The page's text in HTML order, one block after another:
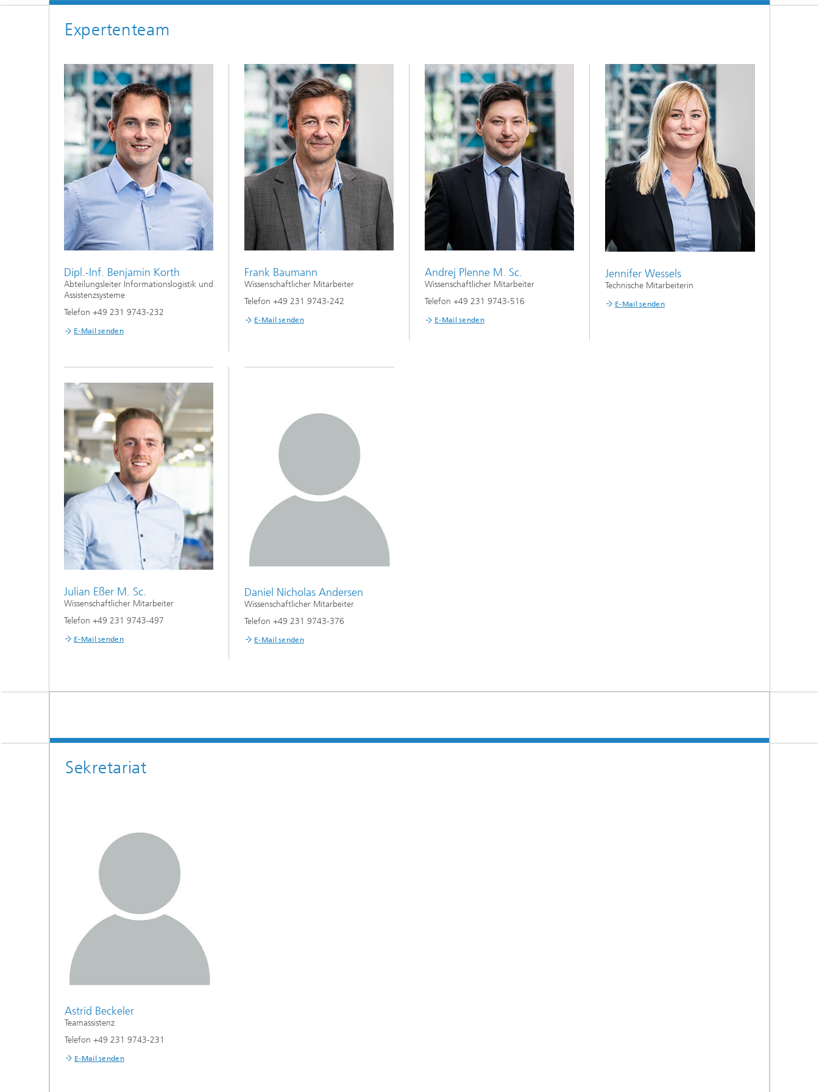
Expertenteam
Dipl.-Inf. Benjamin Korth
Abteilungsleiter Informationslogistik und
Assistenzsysteme
Telefon +49 231 9743-232
E-Mail senden
Frank Baumann
Wissenschaftlicher Mitarbeiter
Telefon +49 231 9743-242
E-Mail senden
Andrej Plenne M. Sc.
Wissenschaftlicher Mitarbeiter
Telefon +49 231 9743-516
E-Mail senden
Jennifer Wessels
Technische Mitarbeiterin
E-Mail senden
Julian Eßer M. Sc.
Wissenschaftlicher Mitarbeiter
Telefon +49 231 9743-497
E-Mail senden
Daniel Nicholas Andersen
Wissenschaftlicher Mitarbeiter
Telefon +49 231 9743-376
E-Mail senden
Sekretariat
Astrid Beckeler
Teamassistenz
Telefon +49 231 9743-231
E-Mail senden